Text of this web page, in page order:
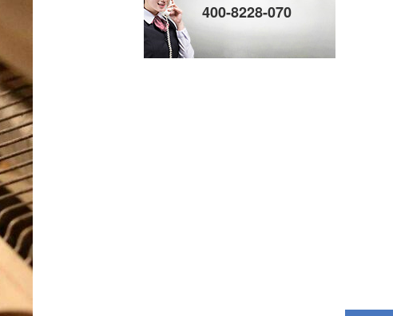
400-8228-070